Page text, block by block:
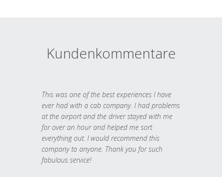
Kundenkommentare
This was one of the best experiences I have
ever had with a cab company. I had problems
at the airport and the driver stayed with me
for over an hour and helped me sort
everything out. I would recommend this
company to anyone. Thank you for such
fabulous service!